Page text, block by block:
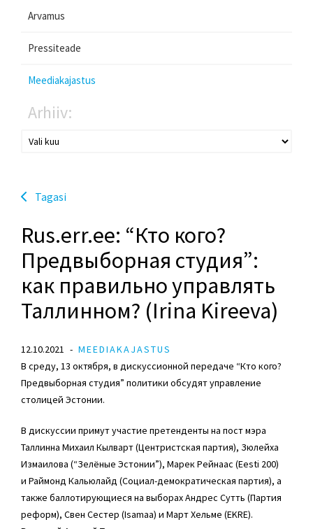
Arvamus
Pressiteade
Meediakajastus
Arhiiv:
Tagasi
Rus.err.ee: “Кто кого?
Предвыборная студия”:
как правильно управлять
Таллинном? (Irina Kireeva)
12.10.2021
MEEDIAKAJASTUS
В среду, 13 октября, в дискуссионной передаче “Кто кого?
Предвыборная студия” политики обсудят управление
столицей Эстонии.
В дискуссии примут участие претенденты на пост мэра
Таллинна Михаил Кылварт(Центристская партия), Зюлейха
Измаилова (“Зелёные Эстонии”), Марек Рейнаас (Eesti 200)
и Раймонд Кальюлайд (Социал-демократическая партия), а
также баллотирующиеся на выборахАндрес Сутть (Партия
реформ), Свен Сестер (Isamaa) и Март Хельме (EKRE).